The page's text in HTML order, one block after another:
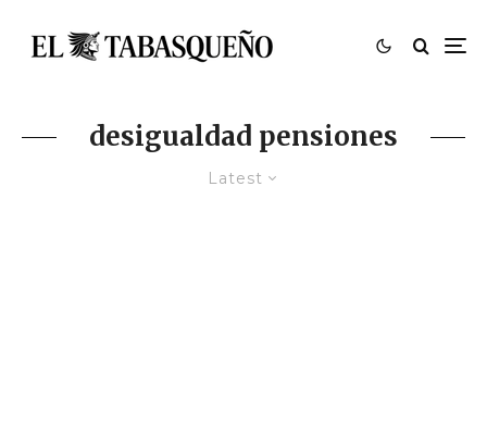
desigualdad pensiones
Latest